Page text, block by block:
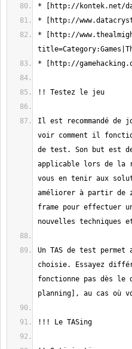
* [http://
Il est recommandé de
voir comment il
de test. Son but est
applicable lors de la
vous en tenir aux
améliorer à partir de
frame pour effectuer
Un TAS de test
choisie. Essayez
fonctionne pas dès